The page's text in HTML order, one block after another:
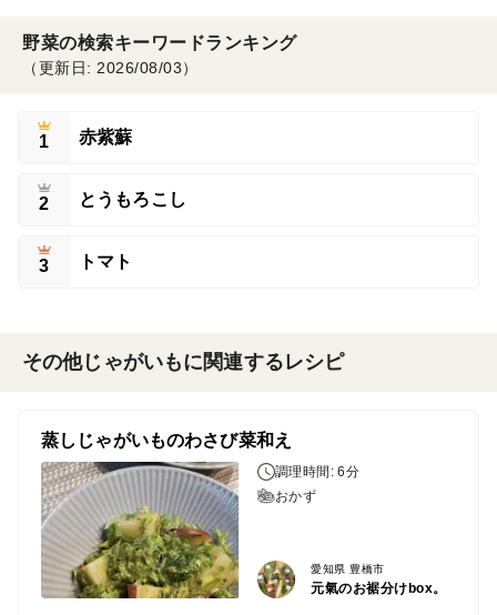
野菜の検索キーワードランキング
（更新日: 2026/08/03）
1 赤紫蘇
2 とうもろこし
3 トマト
その他じゃがいもに関連するレシピ
蒸しじゃがいものわさび菜和え
調理時間: 6分
おかず
愛知県 豊橋市
元氣のお裾分けbox。